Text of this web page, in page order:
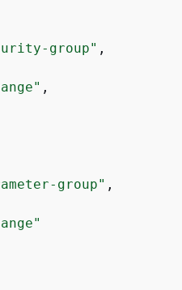
group" ,
,
group" ,